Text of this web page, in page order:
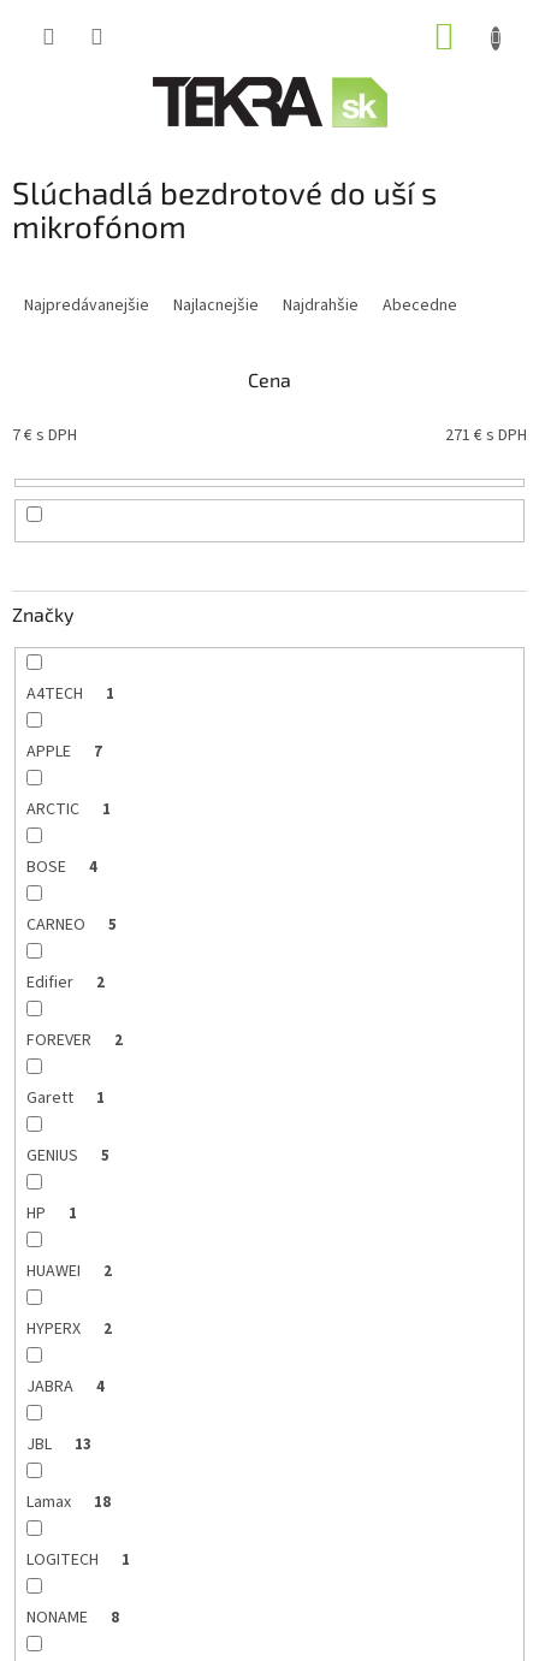
Slúchadlá bezdrotové do uší s
mikrofónom
e
r
d
k
t
o
Najpredávanejšie Najlacnejšie Najdrahšie Abecedne
Cena
7€ s DPH 271 € s DPH
Značky
A4TECH 1
APPLE 7
ARCTIC 1
BOSE 4
CARNEO 5
Edifier 2
FOREVER 2
Garett 1
GENIUS 5
HP 1
HUAWEI 2
HYPERX 2
JABRA 4
JBL 13
Lamax 18
LOGITECH 1
NONAME 8